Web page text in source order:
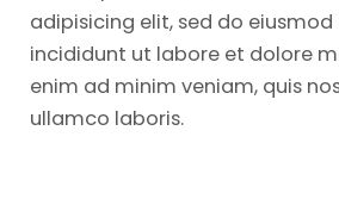
adipisicing elit, sed do
incididunt ut labore et dolore
enim ad minim veniam, quis
ullamco laboris.